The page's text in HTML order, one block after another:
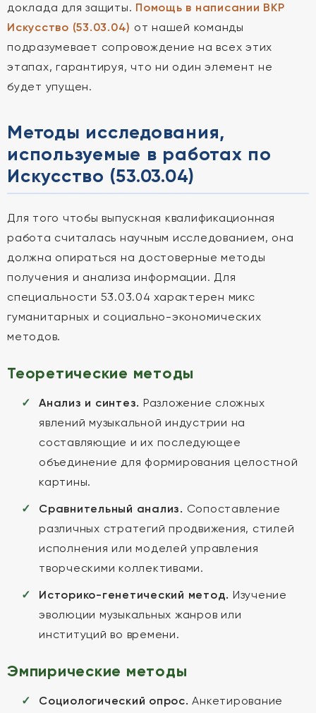
доклада для защиты. Помощь в написании ВКР
Искусство (53.03.04) от нашей команды
подразумевает сопровождение на всех этих
этапах, гарантируя, что ни один элемент не
будет упущен.
Методы исследования,
используемые в работах по
Искусство (53.03.04)
Для того чтобы выпускная квалификационная
работа считалась научным исследованием, она
должна опираться на достоверные методы
получения и анализа информации. Для
специальности 53.03.04 характерен микс
гуманитарных и социально-экономических
методов.
Теоретические методы
Анализ и синтез. Разложение сложных
явлений музыкальной индустрии на
составляющие и их последующее
объединение для формирования целостной
картины.
Сравнительный анализ. Сопоставление
различных стратегий продвижения, стилей
исполнения или моделей управления
творческими коллективами.
Историко-генетический метод. Изучение
эволюции музыкальных жанров или
институций во времени.
Эмпирические методы
Социологический опрос. Анкетирование